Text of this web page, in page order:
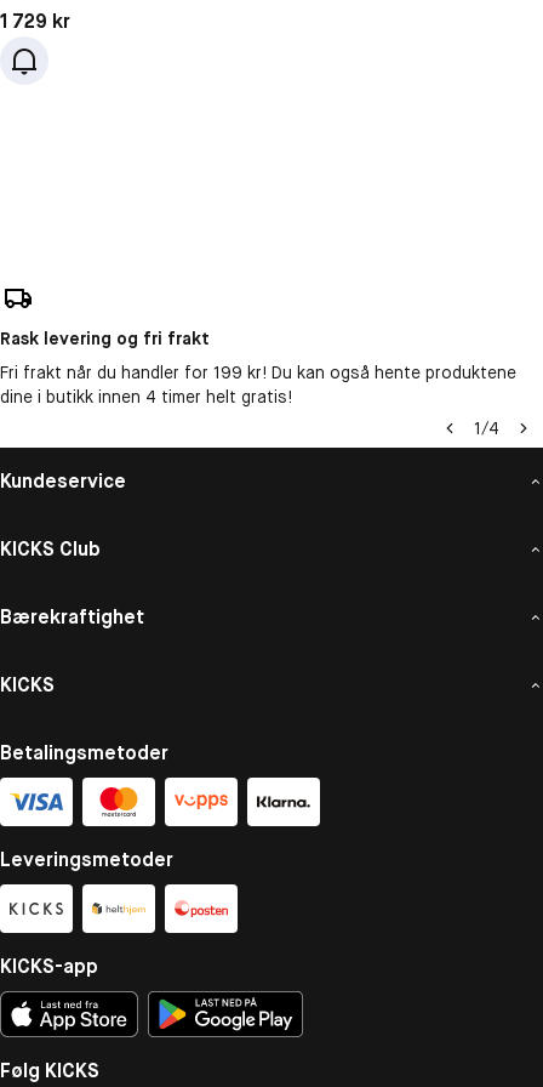
Pris: 1 729 kr
1 729 kr
Rask levering og fri frakt
Fri frakt når du handler for 199 kr! Du kan også hente produktene
dine i butikk innen 4 timer helt gratis!
1/4
Kundeservice
KICKS Club
Bærekraftighet
KICKS
Betalingsmetoder
Leveringsmetoder
KICKS-app
Følg KICKS